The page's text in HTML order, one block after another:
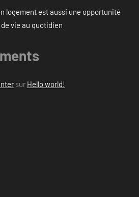
logement est aussi une opportunité
vie au quotidien
sur Hello world!